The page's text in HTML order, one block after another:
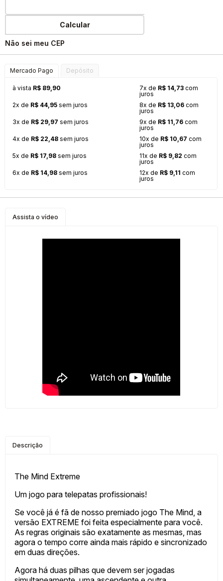
Calcular
Não sei meu CEP
Mercado Pago Depósito
à vista R$ 89,90
2x de R$ 44,95 sem juros
3x de R$ 29,97 sem juros
4x de R$ 22,48 sem juros
5x de R$ 17,98 sem juros
6x de R$ 14,98 sem juros
7x de R$ 14,73 com
juros
8x de R$ 13,06 com
juros
9x de R$ 11,76 com
juros
10x de R$ 10,67 com
juros
11x de R$ 9,82 com
juros
12x de R$ 9,11 com
juros
Assista o vídeo
Descrição
The Mind Extreme
Um jogo para telepatas profissionais!
Se você já é fã de nosso premiado jogo The Mind, a
versão EXTREME foi feita especialmente para você.
As regras originais são exatamente as mesmas, mas
agora o tempo corre ainda mais rápido e sincronizado
em duas direções.
Agora há duas pilhas que devem ser jogadas